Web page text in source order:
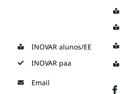
contentINOVAR alunos/EE
INOVAR paa
Email